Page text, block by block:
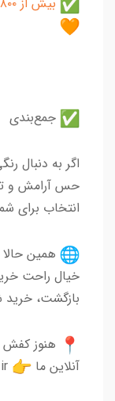
جمع‌بندی
اگر به دنبال
حس آرامش و
انتخاب برای
همین
بازگشت،
هنوز کفش
آنلاین ما